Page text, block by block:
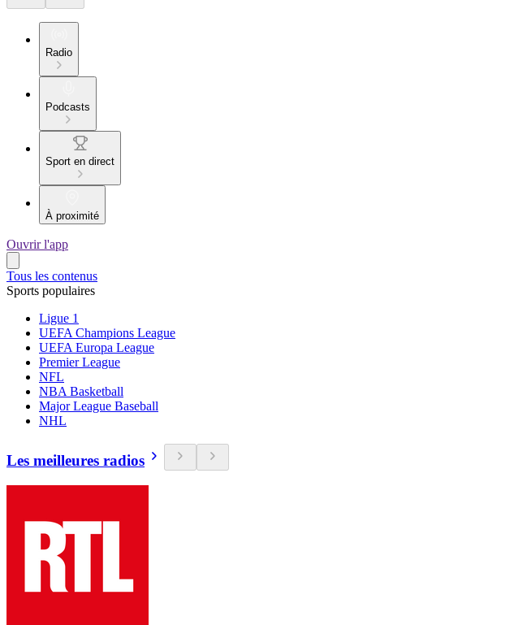
Radio
Podcasts
Sport en direct
À proximité
Ouvrir l'app
Tous les contenus
Sports populaires
Ligue 1
UEFA Champions League
UEFA Europa League
Premier League
NFL
NBA Basketball
Major League Baseball
NHL
Les meilleures radios